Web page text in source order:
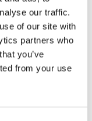
our traffic.
of our site with
partners who
you’ve
from your use
programy
a
skúsenosti